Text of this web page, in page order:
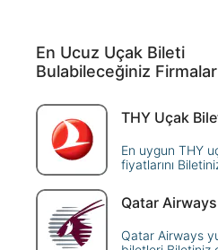
En Ucuz Uçak Bileti
Bulabileceğiniz Firmalar
THY Uçak
En uygun THY
fiyatlarını
sunduğu
rezerve edin!
Qatar Airways
Qatar Airways